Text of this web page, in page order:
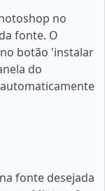
no
fonte. O
botão 'instalar
do
fonte desejada